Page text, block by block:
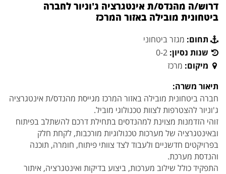
דרוש/ה מהנדס/ת אינטגרציה ג'וניור לחברה
ביטחונית מובילה באזור המרכז
תחום: מגזר ביטחוני
שנות נסיון: 0-2
מיקום: מרכז
תיאור משרה:
חברה ביטחונית מובילה באזור המרכז מגייסת מהנדס/ת אינטגרציה
ג'וניור להצטרפות לצוות טכנולוגי מוביל.
זוהי הזדמנות מצוינת למהנדסים בתחילת דרכם להשתלב בפיתוח
ובאינטגרציה של מערכות טכנולוגיות מורכבות, לקחת חלק
בפרויקטים חדשניים ולעבוד לצד צוותי פיתוח, חומרה, תוכנה
והנדסת מערכת.
התפקיד כולל שילוב מערכות, ביצוע בדיקות ואינטגרציה, איתור